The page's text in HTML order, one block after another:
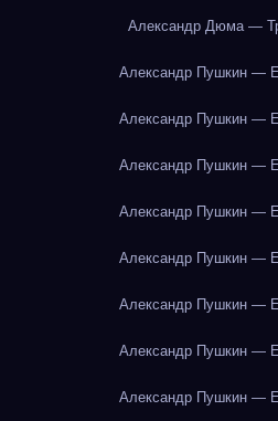
Александр Дюма —
Александр Пушкин —
Александр Пушкин —
Александр Пушкин —
Александр Пушкин —
Александр Пушкин —
Александр Пушкин —
Александр Пушкин —
Александр Пушкин —